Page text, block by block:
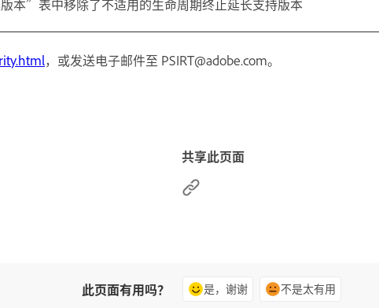
”表中移除了不适用的生命周期终止延长支持版本
，或发送电子邮件至 PSIRT@adobe.com。
共享此页面
此页面有用吗？ 是，谢谢 不是太有用